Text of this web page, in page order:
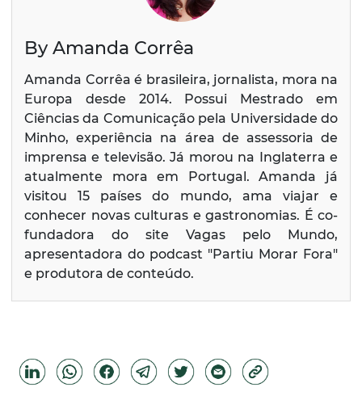
By Amanda Corrêa
Amanda Corrêa é brasileira, jornalista, mora na
Europa desde 2014. Possui Mestrado em
Ciências da Comunicação pela Universidade do
Minho, experiência na área de assessoria de
imprensa e televisão. Já morou na Inglaterra e
atualmente mora em Portugal. Amanda já
visitou 15 países do mundo, ama viajar e
conhecer novas culturas e gastronomias. É co-
fundadora do site Vagas pelo Mundo,
apresentadora do podcast "Partiu Morar Fora"
e produtora de conteúdo.